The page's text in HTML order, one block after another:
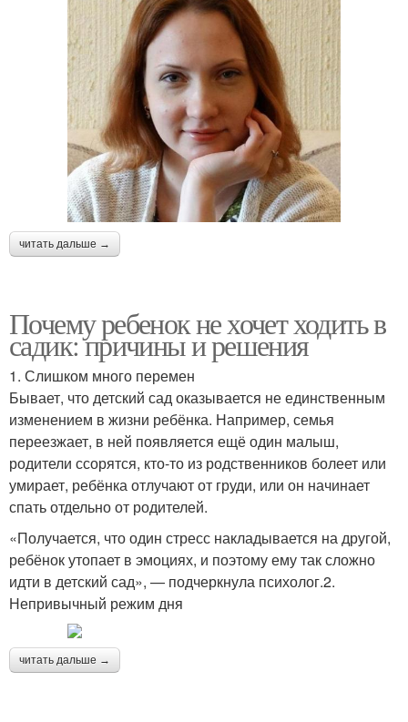
читать дальше →
Почему ребенок не хочет ходить в
садик: причины и решения
1. Слишком много перемен
Бывает, что детский сад оказывается не единственным
изменением в жизни ребёнка. Например, семья
переезжает, в ней появляется ещё один малыш,
родители ссорятся, кто-то из родственников болеет или
умирает, ребёнка отлучают от груди, или он начинает
спать отдельно от родителей.
«Получается, что один стресс накладывается на другой,
ребёнок утопает в эмоциях, и поэтому ему так сложно
идти в детский сад», — подчеркнула психолог.2.
Непривычный режим дня
читать дальше →